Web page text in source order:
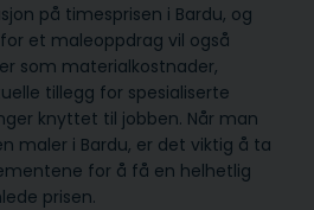
på timesprisen i Bardu, og
et maleoppdrag vil også
som materialkostnader,
tillegg for spesialiserte
knyttet til jobben. Når man
maler i Bardu, er det viktig å ta
for å få en helhetlig
prisen.